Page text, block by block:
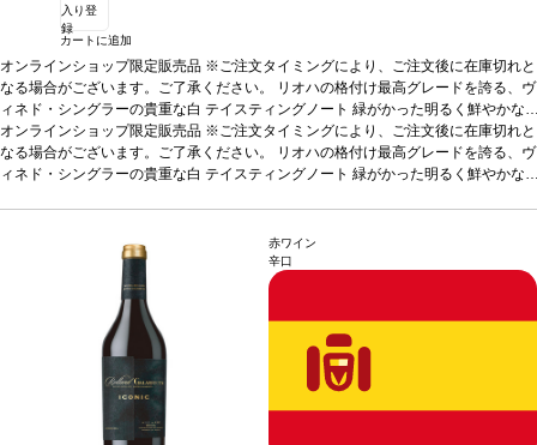
入り登
録
カートに追加
オンラインショップ限定販売品 ※ご注文タイミングにより、ご注文後に在庫切れと
なる場合がございます。ご了承ください。 リオハの格付け最高グレードを誇る、ヴ
ィネド・シングラーの貴重な白 テイスティングノート 緑がかった明るく鮮やかな
麦わら色。アカシアのような白い花と、メロンや洋ナシのような白果実の凝縮した
アロマを示す。スモーキーさも含み、ヘーゼルナッツのような繊細な香りを背景に
感じる。フルボディ、味わいは深く複雑でリッチ、石灰岩土壌からの特徴的な塩味
オンラインショップ限定販売品 ※ご注文タイミングにより、ご注文後に在庫切れと
なる場合がございます。ご了承ください。 リオハの格付け最高グレードを誇る、ヴ
ィネド・シングラーの貴重な白 テイスティングノート 緑がかった明るく鮮やかな
感じる。フルボディ、味わいは深く複雑でリッチ、石灰岩土壌からの特徴的な塩味
を持つ。素晴らしくエレガントで、長い余韻が続く。
ラ、貝類などの前菜、白身肉、ホワイトソースのパスタ、ロースト野菜、リゾット
葡萄品種
赤ワイン
辛口